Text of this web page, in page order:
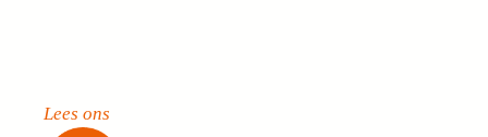
Lees ons